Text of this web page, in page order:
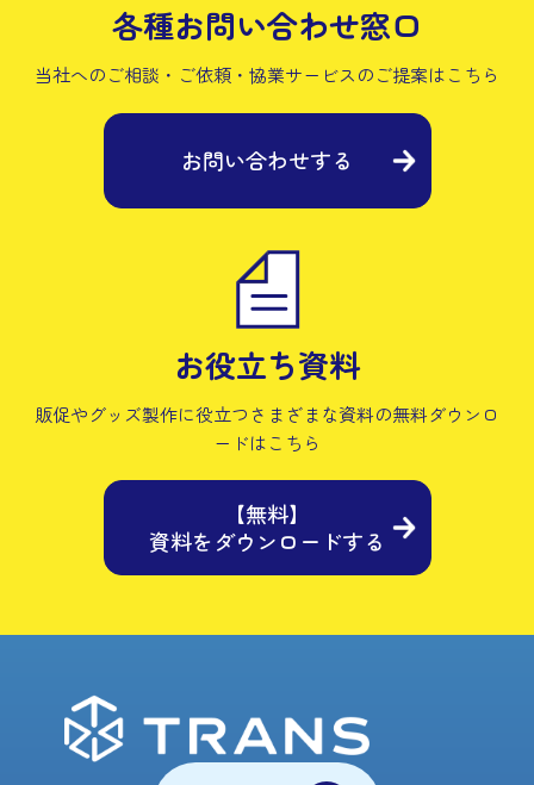
各種お問い合わせ窓口
当社へのご相談・ご依頼・協業サービスのご提案はこちら
お問い合わせする
お役立ち資料
販促やグッズ製作に役立つさまざまな資料の無料ダウンロ
ードはこちら
【無料】
資料をダウンロードする